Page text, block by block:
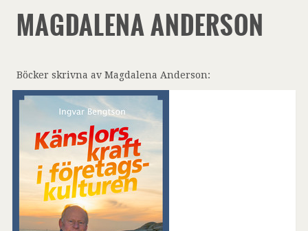
MAGDALENA ANDERSON
Böcker skrivna av Magdalena Anderson: